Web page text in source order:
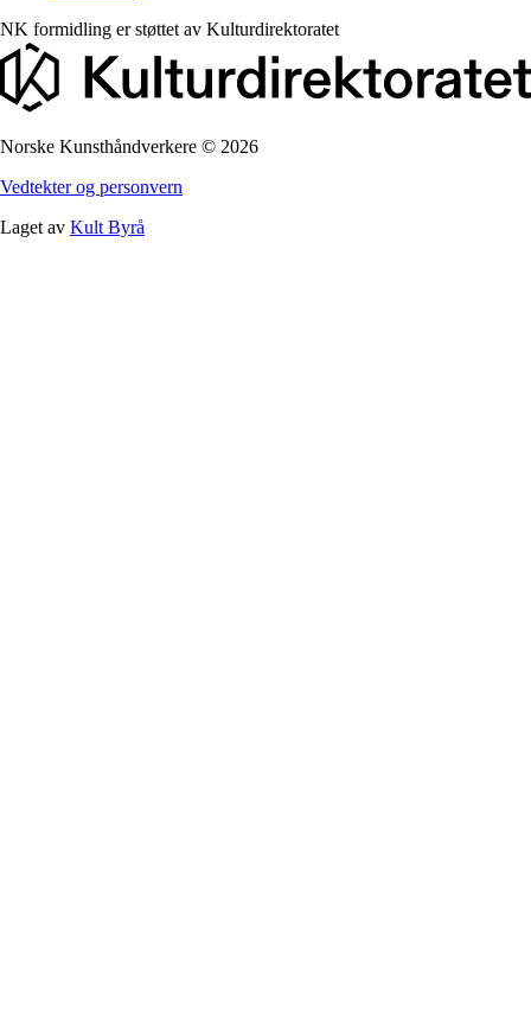
NK formidling er støttet av Kulturdirektoratet
Norske Kunsthåndverkere © 2026
Vedtekter og personvern
Laget av Kult Byrå